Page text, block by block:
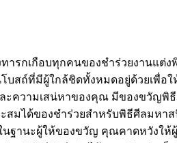
รกเกือบทุกคนของชำร่วยงานแต่
สถ์ที่มีผู้ใกล้ชิดทั้งหมดอยู่ด้วยเพื่
ความเสน่หาของคุณ มีของขวัญพิ
มได้ของชำร่วยสำหรับพิธีศีลมห
นฐานะผู้ให้ของขวัญ คุณคาดหวัง